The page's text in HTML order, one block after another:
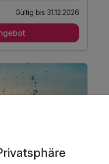
genussvollen
Wellnessbereich
& Saunatuch
Gültig bis 31.12.2026